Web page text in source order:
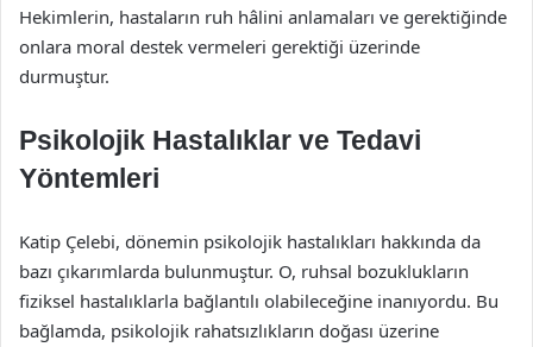
Hekimlerin, hastaların ruh hâlini anlamaları ve gerektiğinde
onlara moral destek vermeleri gerektiği üzerinde
durmuştur.
Psikolojik Hastalıklar ve Tedavi
Yöntemleri
Katip Çelebi, dönemin psikolojik hastalıkları hakkında da
bazı çıkarımlarda bulunmuştur. O, ruhsal bozuklukların
fiziksel hastalıklarla bağlantılı olabileceğine inanıyordu. Bu
bağlamda, psikolojik rahatsızlıkların doğası üzerine